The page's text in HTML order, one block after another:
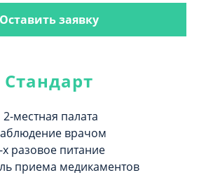
Оставить заявку
Стандарт
2-местная палата
врачом
х разовое питание
приема медикаментов